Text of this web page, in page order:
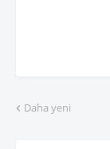
Daha yeni